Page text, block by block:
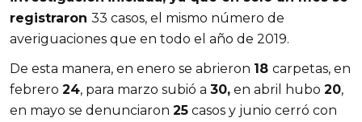
registraron 33 casos, el mismo número de
averiguaciones que en todo el año de 2019.
De esta manera, en enero se abrieron 18 carpetas, en
febrero 24, para marzo subió a 30, en abril hubo 20,
en mayo se denunciaron 25 casos y junio cerró con